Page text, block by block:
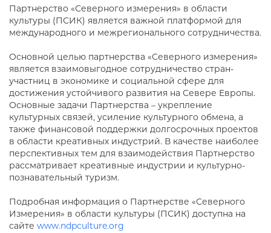
Партнерство «Северного измерения» в области
культуры (ПСИК) является важной платформой для
международного и межрегионального сотрудничества.
Основной целью партнерства «Северного измерения»
является взаимовыгодное сотрудничество стран-
участниц в экономике и социальной сфере для
достижения устойчивого развития на Севере Европы.
Основные задачи Партнерства – укрепление
культурных связей, усиление культурного обмена, а
также финансовой поддержки долгосрочных проектов
в области креативных индустрий. В качестве наиболее
перспективных тем для взаимодействия Партнерство
рассматривает креативные индустрии и культурно-
познавательный туризм.
Подробная информация о Партнерстве «Северного
Измерения» в области культуры (ПСИК) доступна на
сайте www.ndpculture.org